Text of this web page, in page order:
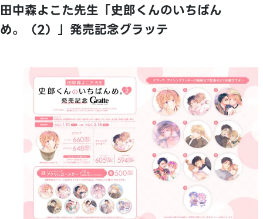
田中森よこた先生「史郎くんのいちばん
め。（2）」発売記念グラッテ